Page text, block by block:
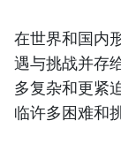
在世界和国内
遇与挑战并存
多复杂和更紧
临许多困难和